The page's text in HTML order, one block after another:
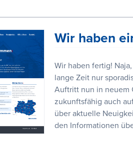
Wir haben
Wir haben fertig!
lange Zeit nur
Auftritt nun in neuem
zukunftsfähig auch
über aktuelle
den Informationen